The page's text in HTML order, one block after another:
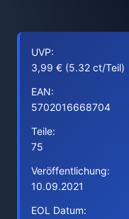
UVP:
3,99 € (5.32 ct/Teil)
EAN:
5702016668704
Teile:
75
Veröffentlichung:
10.09.2021
EOL Datum: